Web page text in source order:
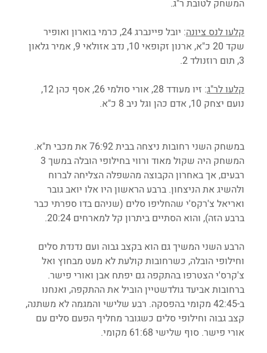
המשחק לטובת ר"ג.
קלעו לנס ציונה
: יובל פיינברג 24, כרמי בוארון ואופיר
שקד 20 כ"א, ארנון זקופאי 10, נדב אזולאי 9, אמיר גלאון
3, תום רוזנולד 2.
קלעו לר"ג
: זיו מעודד 28, אורי סולמי 26, אסף כהן 12,
נועם יצחק 10, אדם כהן וגל ניב 8 כ"א.
במשחק השני רחובות ניצחה בבית 76:92 את מכבי ת"א.
רבעים, אך באחרון הקבוצה מהשפלה הצליחה לברוח
ולהשיג את הניצחון. ברבע הראשון היו אלו יואב גובר
ואריאל צ'רקס'י שהחליפו סלים (שניהם בדו ספרתי כבר
ברבע הזה), והוא הסתיים ביתרון קל למארחים 20:24.
הרבע השני המשיך גם הוא בקצב גבוה ועם נדנדת סלים
וחילופי הובלה, כשרחובות קולעת לא מעט מבחוץ ואל
צ'קרס'י הצטרפו בהתקפה גם יפתח אבן ואורי פישר.
ברחובות אביעד גולדשטיין הוביל את ההתקפה, ואנחנו
ב-42:45 מקומי בהפסקה. רבע שלישי והמגמה לא משתנה,
קצב גבוה וחילופי סלים כשגובר מחליף הפעם סלים עם
אורי פישר. סוף שלישי 61:68 מקומי.